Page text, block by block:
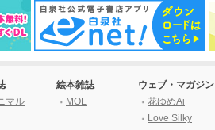
マル
絵本雑誌
MOE
ウェブ・マガジン
花ゆめAi
Love Silky